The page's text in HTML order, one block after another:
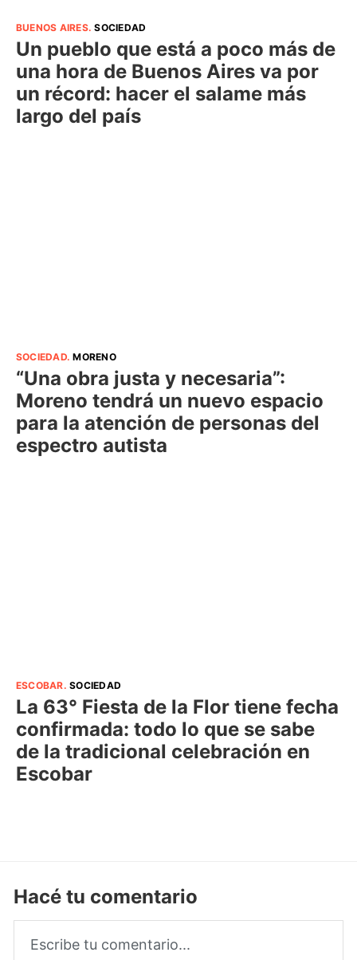
BUENOS AIRES.SOCIEDAD
Un pueblo que está a poco más de
una hora de Buenos Aires va por
un récord: hacer el salame más
largo del país
SOCIEDAD.MORENO
“Una obra justa y necesaria”:
Moreno tendrá un nuevo espacio
para la atención de personas del
espectro autista
ESCOBAR.SOCIEDAD
La 63° Fiesta de la Flor tiene fecha
confirmada: todo lo que se sabe
de la tradicional celebración en
Escobar
Hacé tu comentario